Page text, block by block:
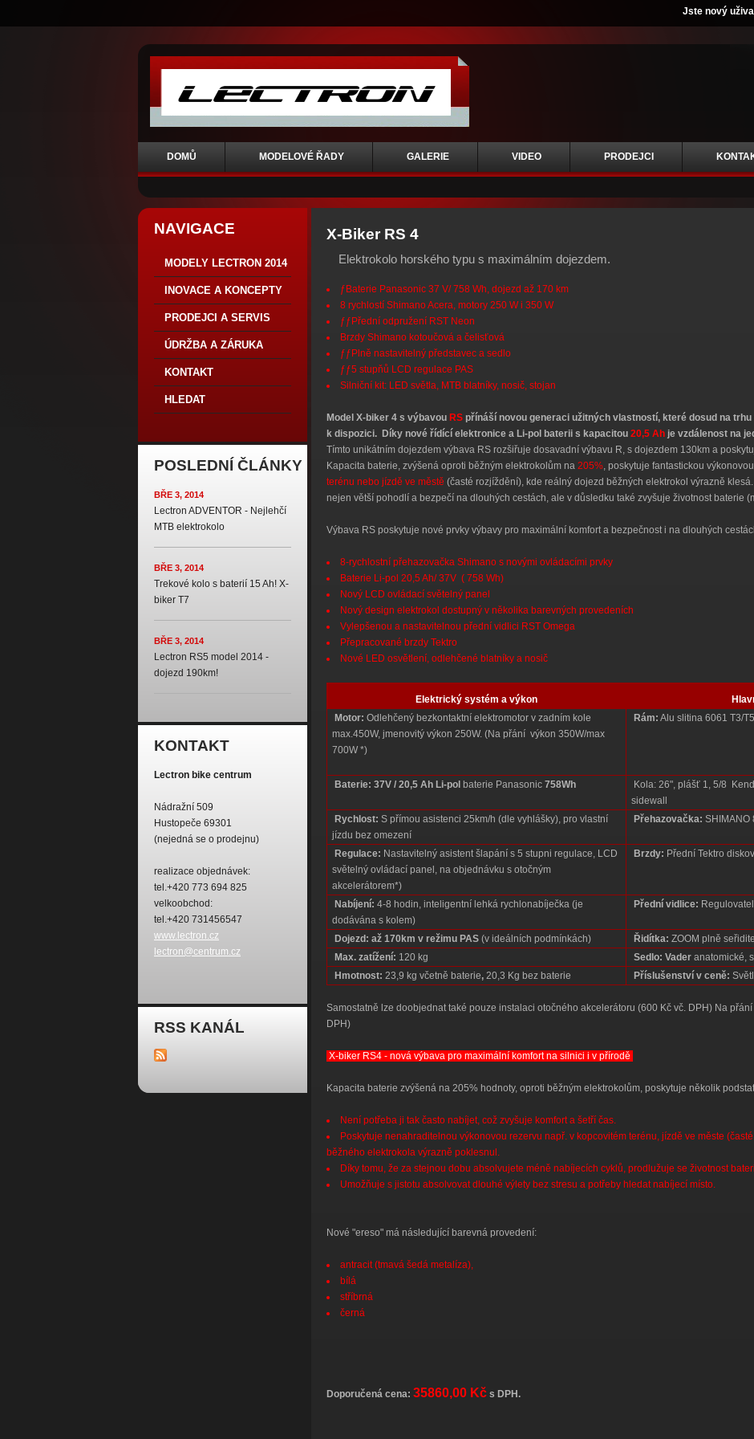
Jste nový
DOMŮ MODELOVÉ ŘADY GALERIE VIDEO PRODEJCI
NAVIGACE
MODELY LECTRON 2014
INOVACE A KONCEPTY
PRODEJCI A SERVIS
ÚDRŽBA A ZÁRUKA
KONTAKT
HLEDAT
POSLEDNÍ ČLÁNKY
BŘE 3, 2014
Lectron ADVENTOR - Nejlehčí
MTB elektrokolo
BŘE 3, 2014
Trekové kolo s baterií 15 Ah! X-
biker T7
BŘE 3, 2014
Lectron RS5 model 2014 -
dojezd 190km!
KONTAKT
Lectron bike centrum
Nádražní 509
Hustopeče 69301
(nejedná se o prodejnu)
realizace objednávek:
tel.+420 773 694 825
velkoobchod:
tel.+420 731456547
www.lectron.cz
lectron@centrum.cz
RSS KANÁL
X-Biker RS 4
Elektrokolo horského typu s maximálním dojezdem.
ƒBaterie Panasonic 37 V/ 758 Wh, dojezd až 170 km
8 rychlostí Shimano Acera, motory 250 W i 350 W
ƒƒPřední odpružení RST Neon
Brzdy Shimano kotoučová a čelisťová
ƒƒPlně nastavitelný představec a sedlo
ƒƒ5 stupňů LCD regulace PAS
Silniční kit: LED světla, MTB blatníky, nosič, stojan
Model X-biker 4 s výbavou RS přínáší novou generaci užitných vlastností, které dosud na
k dispozici. Díky nové řídící elektronice a Li-pol baterii s kapacitou 20,5 Ah je vzdálenost na
Tímto unikátním dojezdem výbava RS rozšiřuje dosavadní výbavu R, s dojezdem 130km a
Kapacita baterie, zvýšená oproti běžným elektrokolům na 205%, poskytuje fantastickou
terénu nebo jízdě ve městě (časté rozjíždění), kde reálný dojezd běžných elektrokol výrazně
nejen větší pohodlí a bezpečí na dlouhých cestách, ale v důsledku také zvyšuje životnost baterie
Výbava RS poskytuje nové prvky výbavy pro maximální komfort a bezpečnost i na dlouhých
8-rychlostní přehazovačka Shimano s novými ovládacími prvky
Baterie Li-pol 20,5 Ah/ 37V ( 758 Wh)
Nový LCD ovládací světelný panel
Nový design elektrokol dostupný v několika barevných provedeních
Vylepšenou a nastavitelnou přední vidlici RST Omega
Přepracované brzdy Tektro
Nové LED osvětlení, odlehčené blatníky a nosič
Elektrický systém a výkon
Motor: Odlehčený bezkontaktní elektromotor v zadním kole
max.450W, jmenovitý výkon 250W. (Na přání výkon 350W/max
700W *)
Rám: Alu slitina 6061 T3/
Baterie: 37V / 20,5 Ah Li-pol baterie Panasonic 758Wh
Kola: 26", plášť 1, 5/8
sidewall
Rychlost: S přímou asistenci 25km/h (dle vyhlášky), pro vlastní
jízdu bez omezení
Přehazovačka: SHIMANO
Regulace: Nastavitelný asistent šlapání s 5 stupni regulace, LCD
světelný ovládací panel, na objednávku s otočným
akcelerátorem*)
Brzdy: Přední Tektro
Nabíjení: 4-8 hodin, inteligentní lehká rychlonabíječka (je
dodávána s kolem)
Přední vidlice:
Dojezd: až 170km v režimu PAS (v ideálních podmínkách) Řidítka: ZOOM plně
Max. zatížení: 120 kg Sedlo: Vader anatomické,
Hmotnost: 23,9 kg včetně baterie, 20,3 Kg bez baterie Příslušenství v ceně:
Samostatně lze doobjednat také pouze instalaci otočného akcelerátoru (600 Kč vč. DPH) Na
DPH)
X-biker RS4 - nová výbava pro maximální komfort na silnici i v přírodě
Kapacita baterie zvýšená na 205% hodnoty, oproti běžným elektrokolům, poskytuje několik
Není potřeba ji tak často nabíjet, což zvyšuje komfort a šetří čas.
Poskytuje nenahraditelnou výkonovou rezervu např. v kopcovitém terénu, jízdě ve měste
běžného elektrokola výrazně poklesnul.
Díky tomu, že za stejnou dobu absolvujete méně nabíjecích cyklů, prodlužuje se životnost
Umožňuje s jistotu absolvovat dlouhé výlety bez stresu a potřeby hledat nabíjecí místo.
Nové "ereso" má následující barevná provedení:
antracit (tmavá šedá metalíza),
bílá
stříbrná
černá
Doporučená cena: 35860,00 Kč s DPH.